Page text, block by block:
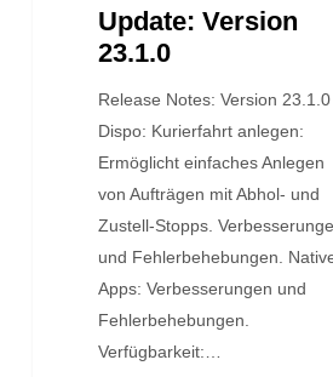
Update: Version
23.1.0
Release Notes: Version 23.1.0
Dispo: Kurierfahrt anlegen:
Ermöglicht einfaches Anlegen
von Aufträgen mit Abhol- und
Zustell-Stopps.
und Fehlerbehebungen.
Apps: Verbesserungen und
Fehlerbehebungen.
Verfügbarkeit:…